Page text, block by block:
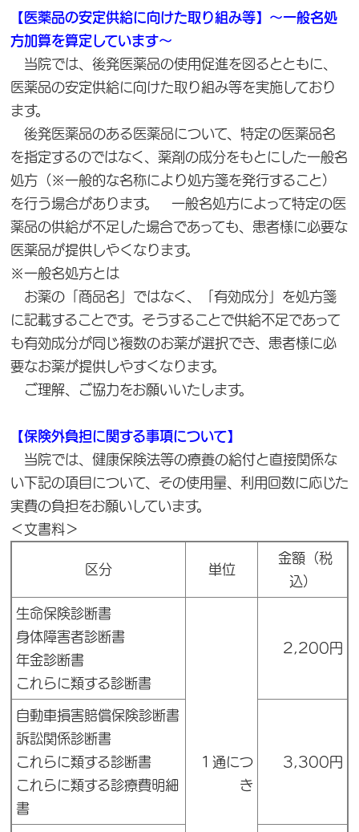
【医薬品の安定供給に向けた取り組み等】～一般名処
方加算を算定しています～
当院では、後発医薬品の使用促進を図るとともに、
医薬品の安定供給に向けた取り組み等を実施しており
ます。
後発医薬品のある医薬品について、特定の医薬品名
を指定するのではなく、薬剤の成分をもとにした一般名
処方（※一般的な名称により処方箋を発行すること）
を行う場合があります。 一般名処方によって特定の医
薬品の供給が不足した場合であっても、患者様に必要な
医薬品が提供しやくなります。
※一般名処方とは
お薬の「商品名」ではなく、「有効成分」を処方箋
に記載することです。そうすることで供給不足であって
も有効成分が同じ複数のお薬が選択でき、患者様に必
要なお薬が提供しやすくなります。
ご理解、ご協力をお願いいたします。
【保険外負担に関する事項について】
当院では、健康保険法等の療養の給付と直接関係な
い下記の項目について、その使用量、利用回数に応じた
実費の負担をお願いしています。
＜文書料＞
区分 単位
金額（税
込）
生命保険診断書
身体障害者診断書
年金診断書
これらに類する診断書
１通につ
き
2,200円
自動車損害賠償保険診断書
訴訟関係診断書
これらに類する診断書
これらに類する診療費明細
書
3,300円